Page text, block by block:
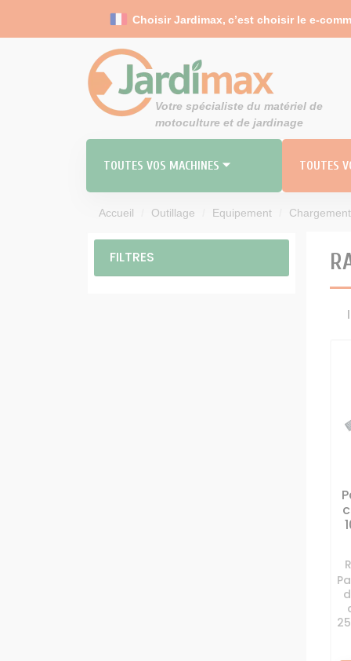
Choisir Jardimax, c’est choisir le e-
Votre spécialiste du matériel de
motoculture et de jardinage
TOUTES VOS MACHINES ⏷ TOUTES
Pot
Accueil Outillage Equipement
FILTRES